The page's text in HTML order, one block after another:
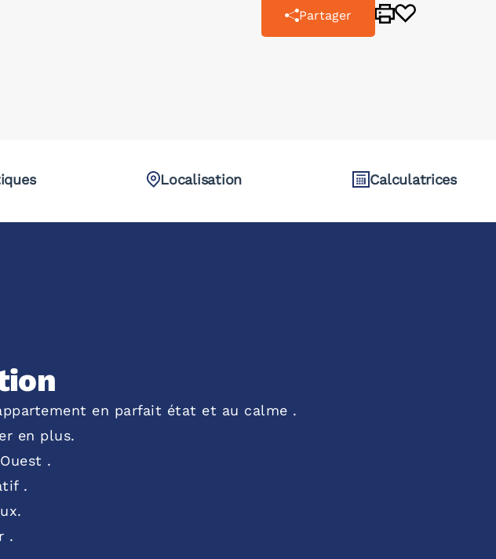
Partager
Localisation Calculatrices
en parfait état et au calme .
en plus.
.
.
.